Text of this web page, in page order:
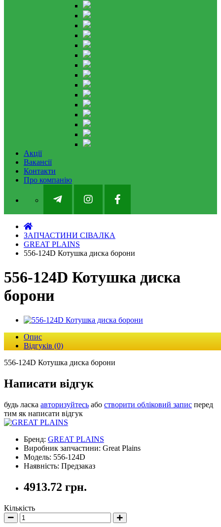
Акції
Вакансії
Контакти
Про компанію
ЗАПЧАСТИНИ СІВАЛКА
GREAT PLAINS
556-124D Котушка диска борони
556-124D Котушка диска
борони
Опис
Відгуків (0)
556-124D Котушка диска борони
Написати відгук
будь ласка авторизуйтесь або створити обліковий запис перед
тим як написати відгук
Бренд: GREAT PLAINS
Виробник запчастини: Great Plains
Модель: 556-124D
Наявність: Предзаказ
4913.72 грн.
Кількість